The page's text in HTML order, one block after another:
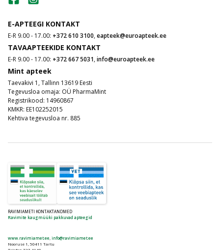
E-APTEEGI KONTAKT
E-R 9.00 - 17.00: +372 610 3100,eapteek@euroapteek.ee
TAVAAPTEEKIDE KONTAKT
E-R 9.00 - 17.00: +372 667 5031,info@euroapteek.ee
Mint apteek
Taevakivi 1, Tallinn 13619 Eesti
Tegevusloa omaja: OÜ PharmaMint
Registrikood: 14960867
KMKR: EE102252015
Kehtiva tegevusloa nr. 885
RAVIMIAMETI KONTAKTANDMED
Ravimite kaugmüüki pakkuvad apteegid
www.ravimiamet.ee info@ravimiamet.ee
Nooruse 1, 50411 Tartu